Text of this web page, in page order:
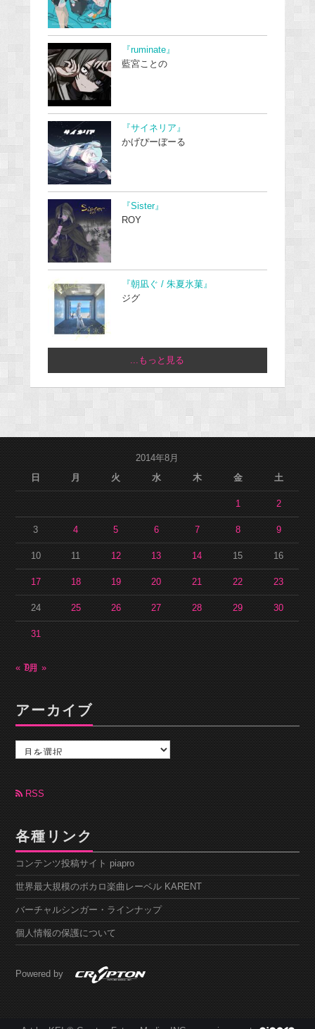
『ruminate』
藍宮ことの
『サイネリア』
かげぴーぼーる
『Sister』
ROY
『朝凪ぐ / 朱夏氷菓』
ジグ
...もっと見る
2014年8月
日
月 火 水 木 金 土
1 2
3 4 5 6 7 8 9
10 11 12 13 14 15 16
17 18 19 20 21 22 23
24 25 26 27 28 29 30
31
« 7月9月 »
アーカイブ
カ
ブ RSS
各種リンク
コンテンツ投稿サイト piapro
世界最大規模のボカロ楽曲レーベル KARENT
バーチャルシンガー・ラインナップ
個人情報の保護について
Powered by